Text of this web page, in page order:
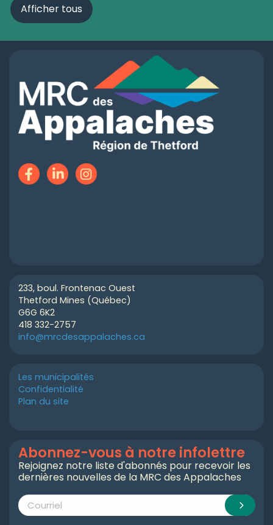
Afficher tous
233, boul. Frontenac Ouest
Thetford Mines (Québec)
G6G 6K2
418 332-2757
info@mrcdesappalaches.ca
Les municipalités
Confidentialité
Plan du site
Abonnez-vous à notre infolettre
Rejoignez notre liste d'abonnés pour recevoir les
dernières nouvelles de la MRC des Appalaches